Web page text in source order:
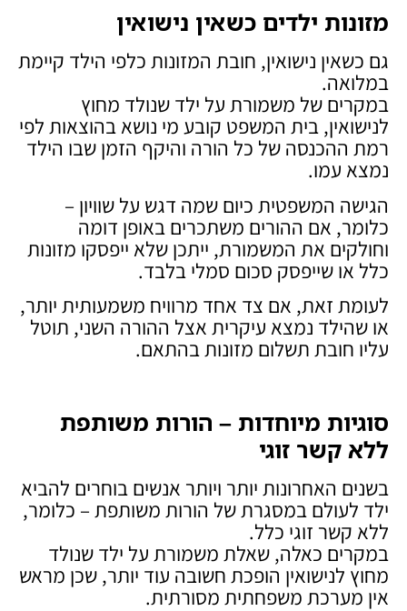
מזונות ילדים כשאין נישואין
גם כשאין נישואין, חובת המזונות כלפי הילד קיימת
במלואה.
במקרים של משמורת על ילד שנולד מחוץ
לנישואין, בית המשפט קובע מי נושא בהוצאות לפי
רמת ההכנסה של כל הורה והיקף הזמן שבו הילד
נמצא עמו.
הגישה המשפטית כיום שמה דגש על שוויון –
כלומר, אם ההורים משתכרים באופן דומה
וחולקים את המשמורת, ייתכן שלא ייפסקו מזונות
כלל או שייפסק סכום סמלי בלבד.
לעומת זאת, אם צד אחד מרוויח משמעותית יותר,
או שהילד נמצא עיקרית אצל ההורה השני, תוטל
עליו חובת תשלום מזונות בהתאם.
סוגיות מיוחדות – הורות משותפת
ללא קשר זוגי
בשנים האחרונות יותר ויותר אנשים בוחרים להביא
ילד לעולם במסגרת של הורות משותפת – כלומר,
ללא קשר זוגי כלל.
במקרים כאלה, שאלת משמורת על ילד שנולד
מחוץ לנישואין הופכת חשובה עוד יותר, שכן מראש
אין מערכת משפחתית מסורתית.